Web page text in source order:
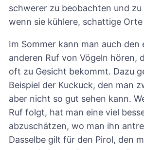
schwerer zu beobachten und
wenn sie kühlere, schattige
Im Sommer kann man auch den
anderen Ruf von Vögeln hören,
oft zu Gesicht bekommt. Dazu
Beispiel der Kuckuck, den man
aber nicht so gut sehen kann.
Ruf folgt, hat man eine viel
abzuschätzen, wo man ihn
Dasselbe gilt für den Pirol, den